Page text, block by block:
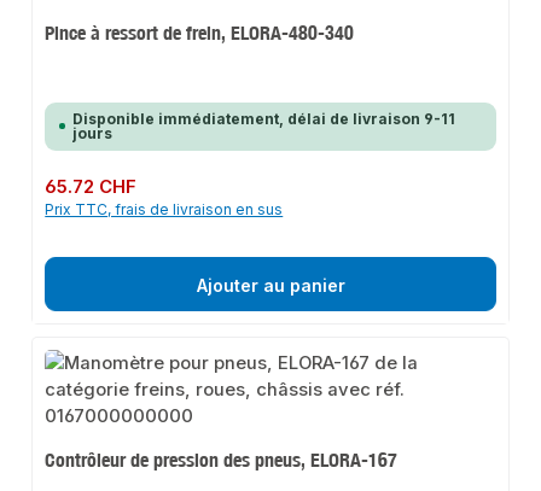
Pince à ressort de frein, ELORA-480-340
Disponible immédiatement, délai de livraison 9-11
jours
Prix régulier :
65.72 CHF
Prix TTC, frais de livraison en sus
Ajouter au panier
Contrôleur de pression des pneus, ELORA-167